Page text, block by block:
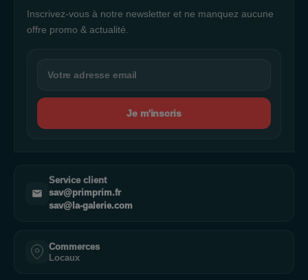
Inscrivez-vous à notre newsletter et ne manquez aucune
offre promo & actualité.
Je m'inscris
Service client
sav@primprim.fr
sav@la-galerie.com
Commerces
Locaux